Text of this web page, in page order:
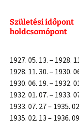
Születési
holdcsomópont
1927. 05. 13. –
1928. 11. 30. –
1930. 06. 19. –
1932. 01. 07. – 1933.
1933. 07. 27 – 1935.
1935. 02. 13 – 1936.